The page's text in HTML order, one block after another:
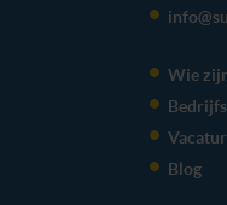
Wie
Blog